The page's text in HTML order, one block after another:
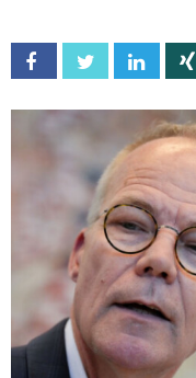
Facebook Twitter